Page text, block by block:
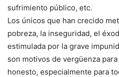
sufrimiento público, etc.
Los únicos que han crecido
pobreza, la inseguridad, el
estimulada por la grave
son motivos de vergüenza
honesto, especialmente para